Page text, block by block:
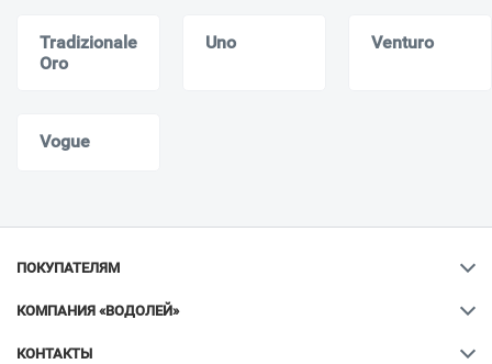
Tradizionale
Oro
Uno Venturo
Vogue
ПОКУПАТЕЛЯМ
КОМПАНИЯ «ВОДОЛЕЙ»
КОНТАКТЫ